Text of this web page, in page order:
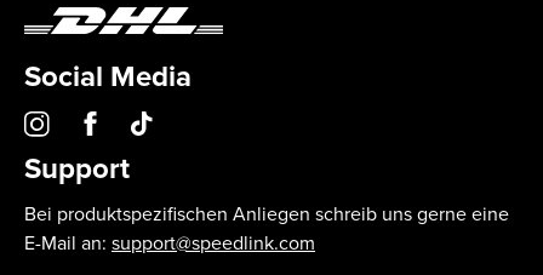
Social Media
Support
Bei produktspezifischen Anliegen schreib uns gerne eine
E-Mail an: support@speedlink.com